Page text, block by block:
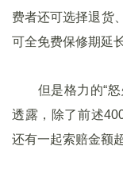
费者还可选择退货
可全免费保修期延
但是格力的“怒
透露，除了前述
还有一起索赔金额